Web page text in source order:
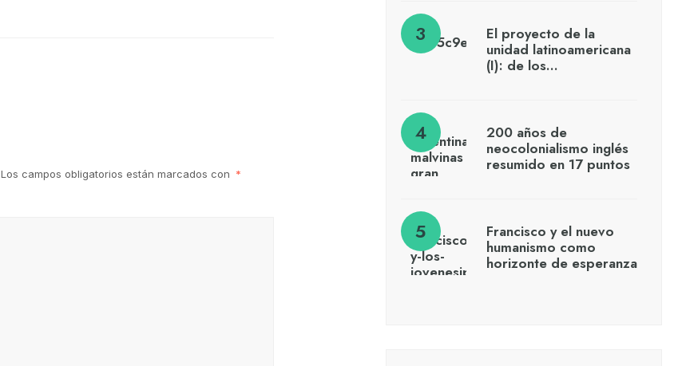
Los campos obligatorios están marcados con *
El proyecto de la
unidad latinoamericana
(I): de los…
200 años de
neocolonialismo inglés
resumido en 17 puntos
Francisco y el nuevo
humanismo como
horizonte de esperanza